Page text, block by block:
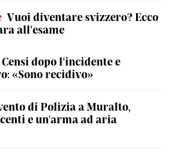
Vuoi diventare svizzero? Ecco
all’esame
dopo l’incidente e
«Sono recidivo»
di Polizia a Muralto,
e un'arma ad aria